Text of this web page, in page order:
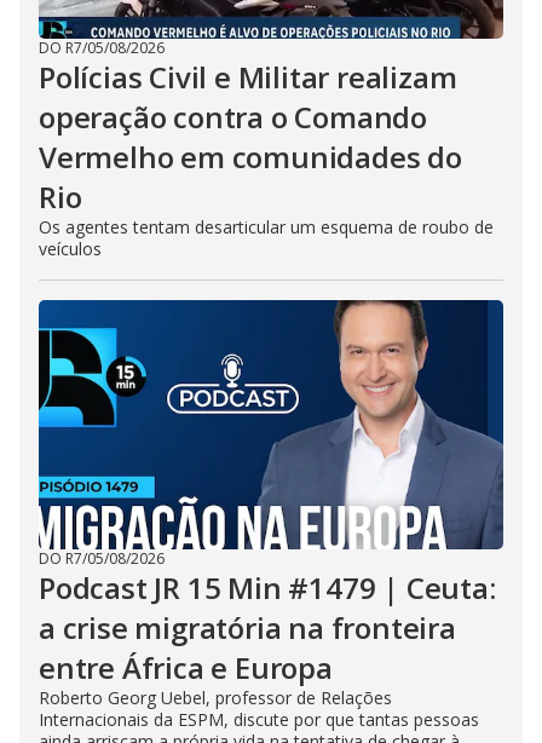
DO R7/05/08/2026
Polícias Civil e Militar realizam
operação contra o Comando
Vermelho em comunidades do
Rio
Os agentes tentam desarticular um esquema de roubo de
veículos
DO R7/05/08/2026
Podcast JR 15 Min #1479 | Ceuta:
a crise migratória na fronteira
entre África e Europa
Roberto Georg Uebel, professor de Relações
Internacionais da ESPM, discute por que tantas pessoas